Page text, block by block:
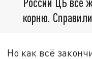
корню.
Но как всё